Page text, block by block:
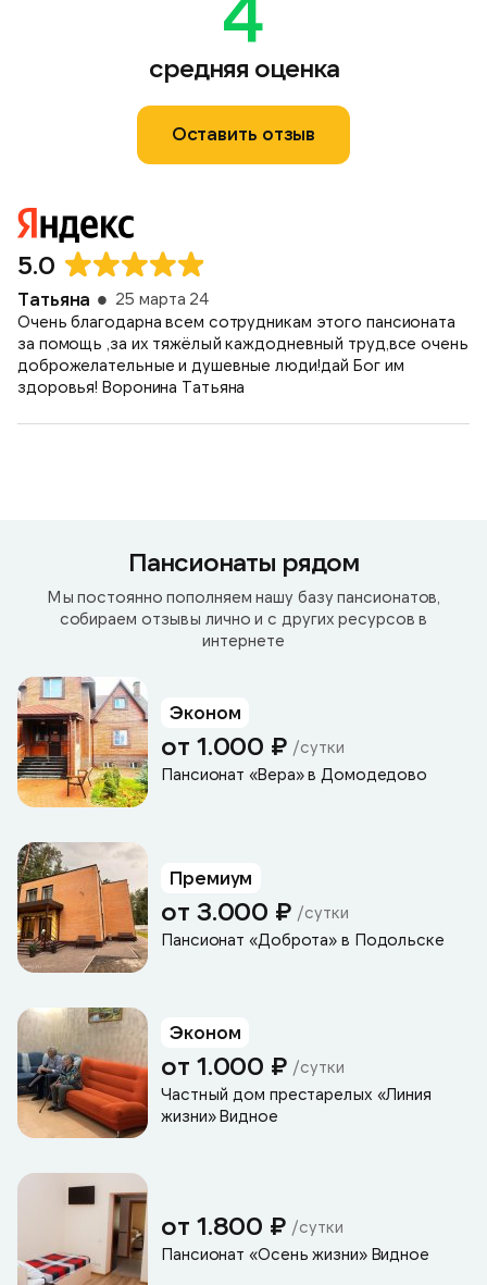
средняя оценка
Оставить отзыв
5.0
Татьяна
25 марта 24
Очень благодарна всем сотрудникам этого пансионата
за помощь ,за их тяжёлый каждодневный труд,все очень
доброжелательные и душевные люди!дай Бог им
здоровья! Воронина Татьяна
Пансионаты рядом
Мы постоянно пополняем нашу базу пансионатов,
собираем отзывы лично и с других ресурсов в
интернете
Эконом
от 1.000 ₽ /сутки
Пансионат «Вера» в Домодедово
Премиум
от 3.000 ₽ /сутки
Пансионат «Доброта» в Подольске
Эконом
от 1.000 ₽ /сутки
Частный дом престарелых «Линия
жизни» Видное
от 1.800 ₽ /сутки
Пансионат «Осень жизни» Видное